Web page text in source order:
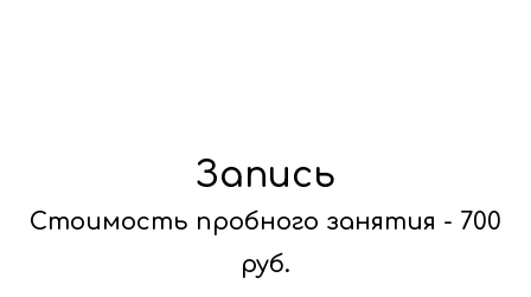
Запись
Стоимость пробного занятия - 700
руб.